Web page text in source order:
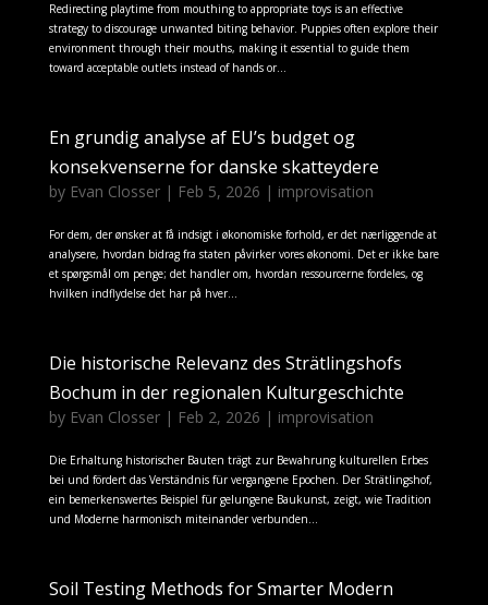
Redirecting playtime from mouthing to appropriate toys is an effective
strategy to discourage unwanted biting behavior. Puppies often explore their
environment through their mouths, making it essential to guide them
toward acceptable outlets instead of hands or...
En grundig analyse af EU’s budget og
konsekvenserne for danske skatteydere
by Evan Closser| Feb 5, 2026 | improvisation
For dem, der ønsker at få indsigt i økonomiske forhold, er det nærliggende at
analysere, hvordan bidrag fra staten påvirker vores økonomi. Det er ikke bare
et spørgsmål om penge; det handler om, hvordan ressourcerne fordeles, og
hvilken indflydelse det har på hver...
Die historische Relevanz des Strätlingshofs
Bochum in der regionalen Kulturgeschichte
by Evan Closser| Feb 2, 2026 | improvisation
Die Erhaltung historischer Bauten trägt zur Bewahrung kulturellen Erbes
bei und fördert das Verständnis für vergangene Epochen. Der Strätlingshof,
ein bemerkenswertes Beispiel für gelungene Baukunst, zeigt, wie Tradition
und Moderne harmonisch miteinander verbunden...
Soil Testing Methods for Smarter Modern